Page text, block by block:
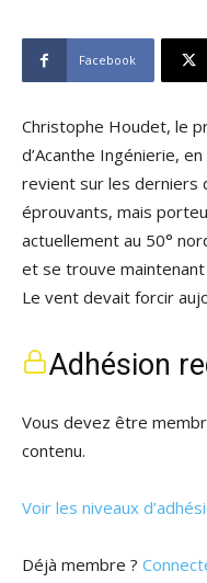
Facebook
Christophe Houdet, le
d’Acanthe Ingénierie,
revient sur les derniers
éprouvants, mais
actuellement au 50°
et se trouve
Le vent devait forcir
Adhésion
Vous devez être
contenu.
Voir les niveaux
Déjà membre ?